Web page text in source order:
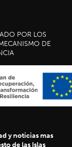
POR LOS
DE
y noticias mas
de las Islas